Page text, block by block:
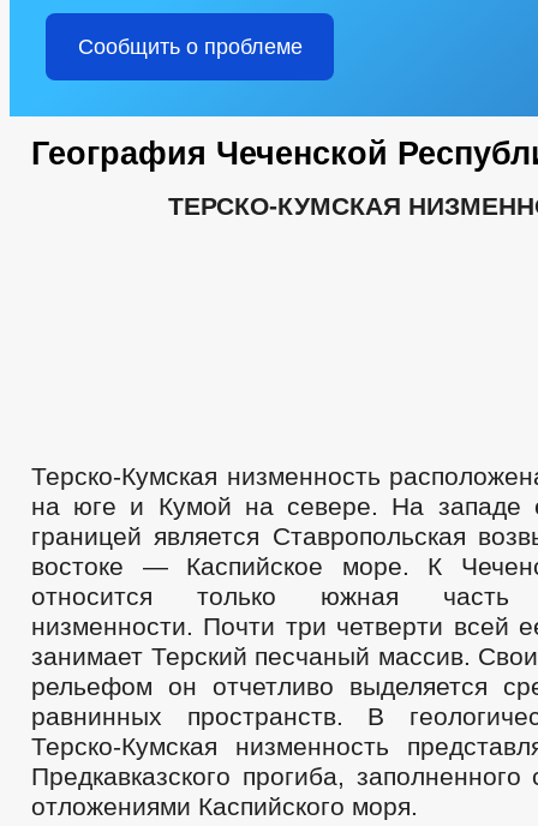
Сообщить о проблеме
География Чеченской
ТЕРСКО-КУМСКАЯ
Терско-Кумская низменность
на юге и Кумой на севере. На западе
границей является Ставропольская
востоке — Каспийское море. К
относится только южная часть
низменности. Почти три четверти всей
занимает Терский песчаный массив.
рельефом он отчетливо выделяется
равнинных пространств. В
Терско-Кумская низменность
Предкавказского прогиба,
отложениями Каспийского моря.